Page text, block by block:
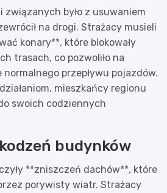
było z usuwaniem
na drogi. Strażacy musieli
konary**, które blokowały
trasach, co pozwoliło na
przepływu pojazdów.
mieszkańcy regionu
swoich codziennych
budynków
**zniszczeń dachów**, które
porywisty wiatr. Strażacy